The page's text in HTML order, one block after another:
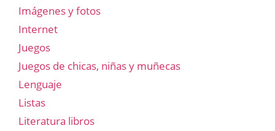
Imágenes y fotos
Internet
Juegos
Juegos de chicas, niñas y muñecas
Lenguaje
Listas
Literatura libros